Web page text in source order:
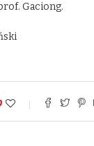
Gaciong.